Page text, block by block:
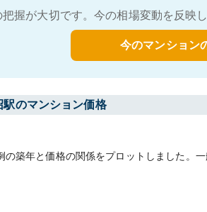
握が大切です。今の相場変動を反
今のマンション
のマンション価格
築年と価格の関係をプロットしました。